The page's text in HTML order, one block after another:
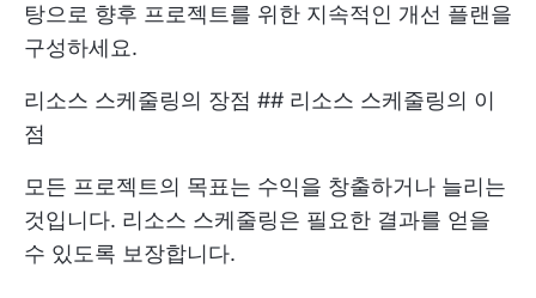
탕으로 향후 프로젝트를 위한 지속적인 개선 플랜을
구성하세요.
리소스 스케줄링의 장점 ## 리소스 스케줄링의 이
점
모든 프로젝트의 목표는 수익을 창출하거나 늘리는
것입니다. 리소스 스케줄링은 필요한 결과를 얻을
수 있도록 보장합니다.